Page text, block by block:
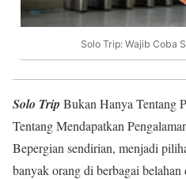
Solo Trip: Wajib Coba
Solo Trip Bukan Hanya Tentang
Tentang Mendapatkan
Bepergian sendirian, menjadi
banyak orang di berbagai